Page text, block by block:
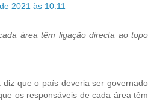
2021 às 10:11
área têm ligação directa ao topo
diz que o país deveria ser governado
os responsáveis de cada área têm